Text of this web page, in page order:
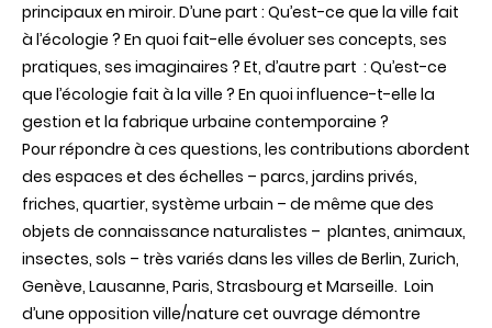
principauxen miroir. D’une part : Qu’est-ce que la ville fait
à l’écologie ? En quoi fait-elle évoluerses concepts, ses
pratiques, ses imaginaires ? Et, d’autre part : Qu’est-ce
que l’écologie fait à la ville ? En quoi influence-t-elle la
gestion et la fabrique urbaine contemporaine ?
Pourrépondre à ces questions, les contributions abordent
des espaces et des échelles – parcs, jardins privés,
friches, quartier, système urbain – de même que des
objets de connaissance naturalistes – plantes, animaux,
insectes, sols – très variés dans les villes de Berlin, Zurich,
Genève, Lausanne, Paris, Strasbourg et Marseille. Loin
d’une opposition ville/nature cet ouvrage démontre